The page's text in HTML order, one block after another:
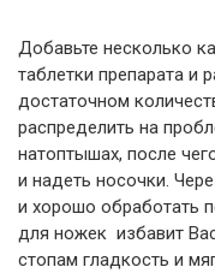
Добавьте несколько
таблетки препарата и
достаточном
распределить на
натоптышах, после
и надеть носочки.
и хорошо обработать
для ножек избавит
стопам гладкость и